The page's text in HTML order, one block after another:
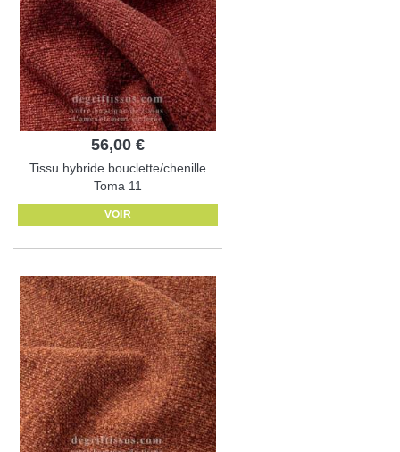
56,00 €
Tissu hybride bouclette/chenille
Toma 11
VOIR